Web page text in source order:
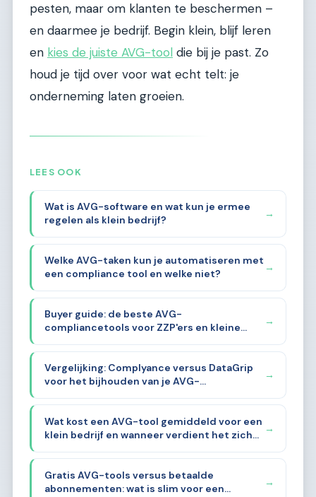
pesten, maar om klanten te beschermen –
en daarmee je bedrijf. Begin klein, blijf leren
en kies de juiste AVG-tool die bij je past. Zo
houd je tijd over voor wat echt telt: je
onderneming laten groeien.
LEES OOK
Wat is AVG-software en wat kun je ermee
regelen als klein bedrijf?
→
Welke AVG-taken kun je automatiseren met
een compliance tool en welke niet?
→
Buyer guide: de beste AVG-
compliancetools voor ZZP'ers en kleine
→
Vergelijking: Complyance versus DataGrip
voor het bijhouden van je AVG-
→
Wat kost een AVG-tool gemiddeld voor een
klein bedrijf en wanneer verdient het zich
→
Gratis AVG-tools versus betaalde
abonnementen: wat is slim voor een
→